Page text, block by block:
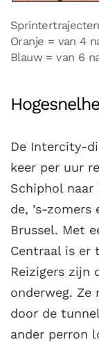
Oranje = van 4
Blauw = van 6
De Intercity-
keer per uur
Schiphol naar
de, ’s-
Brussel. Met
Centraal is er
Reizigers zijn
onderweg. Ze
door de
ander perron